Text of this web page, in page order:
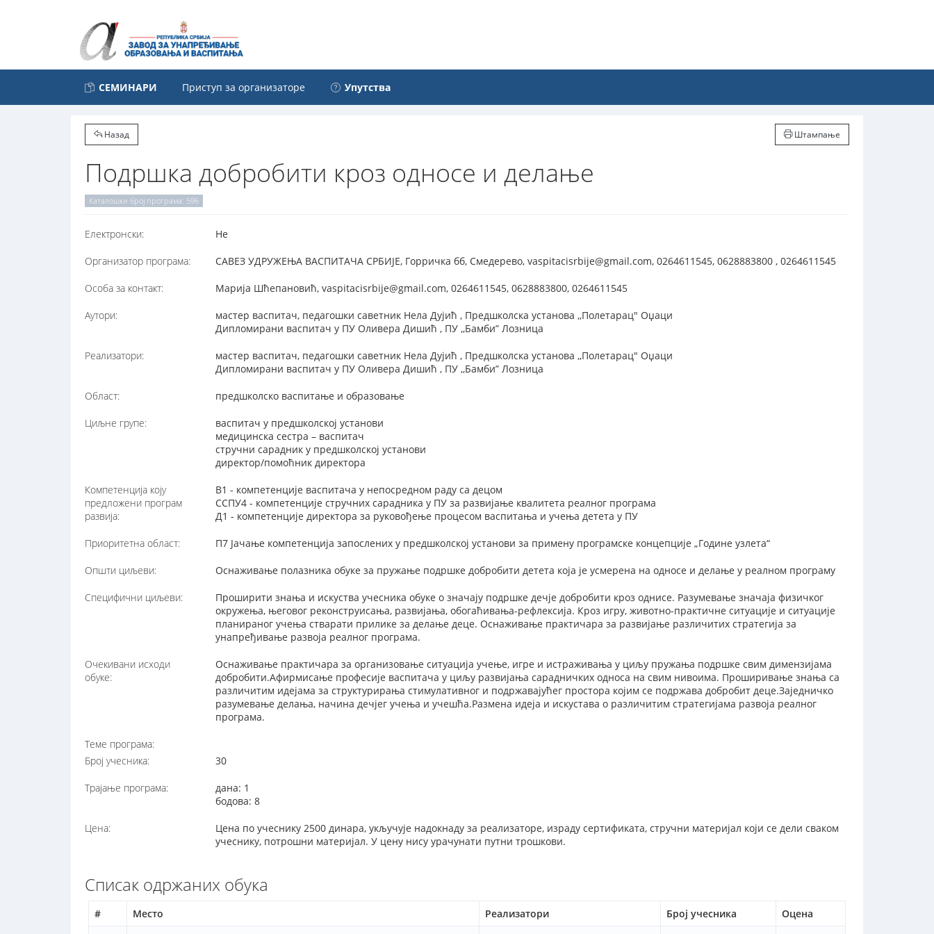
СЕМИНАРИ Приступ за организаторе Упутства
Назад Штампање
Подршка добробити кроз односе и делање
Каталошки број програма: 596
Електронски: Не
Организатор програма: САВЕЗ УДРУЖЕЊА ВАСПИТАЧА СРБИЈЕ, Горричка бб, Смедерево, vaspitacisrbije@gmail.com, 0264611545, 0628883800 , 0264611545
Особа за контакт: Марија Шћепановић, vaspitacisrbije@gmail.com, 0264611545, 0628883800, 0264611545
Аутори:
мастер васпитач, педагошки саветник Нела Дујић , Предшколска установа ,,Полетарац" Оџаци
Дипломирани васпитач у ПУ Оливера Дишић , ПУ ,,Бамби” Лозница
Реализатори:
мастер васпитач, педагошки саветник Нела Дујић , Предшколска установа ,,Полетарац" Оџаци
Дипломирани васпитач у ПУ Оливера Дишић , ПУ ,,Бамби” Лозница
Област: предшколско васпитање и образовање
Циљне групе:
васпитач у предшколској установи
медицинска сестра – васпитач
стручни сарадник у предшколској установи
директор/помоћник директора
Компетенција коју
предложени програм
развија:
В1 - компетенције васпитача у непосредном раду са децом
ССПУ4 - компетенције стручних сарадника у ПУ за развијање квалитета реалног програма
Д1 - компетенције директора за руковођење процесом васпитања и учења детета у ПУ
Приоритетна област: П7 Јачање компетенција запослених у предшколској установи за примену програмске концепције „Године узлета“
Општи циљеви: Оснаживање полазника обуке за пружање подршке добробити детета која је усмерена на односе и делање у реалном програму
Специфични циљеви:
Проширити знања и искуства учесника обуке о значају подршке дечје добробити кроз однисе. Разумевање значаја физичког
окружења, његовог реконструисања, развијања, обогаћивања-рефлексија. Кроз игру, животно-практичне ситуације и ситуације
планираног учења стварати прилике за делање деце. Оснаживање практичара за развијање различитих стратегија за
унапређивање развоја реалног програма.
Очекивани исходи
обуке:
Оснаживање практичара за организовање ситуација учење, игре и истраживања у циљу пружања подршке свим димензијама
добробити.Афирмисање професије васпитача у циљу развијања сарадничких односа на свим нивоима. Проширивање знања са
различитим идејама за структурирања стимулативног и подржавајућег простора којим се подржава добробит деце.Заједничко
разумевање делања, начина дечјег учења и учешћа.Размена идеја и искустава о различитим стратегијама развоја реалног
програма.
Теме програма:
Број учесника:
30
Трајање програма:
дана: 1
бодова: 8
Цена:
Цена по учеснику 2500 динара, укључује надокнаду за реализаторе, израду сертификата, стручни материјал који се дели сваком
учеснику, потрошни материјал. У цену нису урачунати путни трошкови.
Списак одржаних обука
# Место Реализатори Број учесника
Оцена